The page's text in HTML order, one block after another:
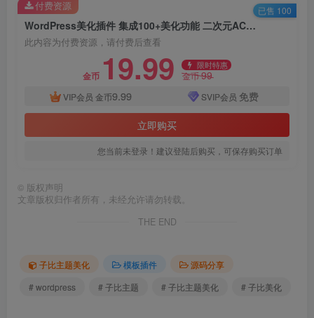
WordPress美化插件 集成100+美化功能 二次元ACG子比主题美化插件
此内容为付费资源，请付费后查看
金币 19.99 限时特惠
金币99
VIP会员 金币9.99 SVIP会员 免费
立即购买
您当前未登录！建议登陆后购买，可保存购买订单
付费资源 已售 100
© 版权声明
文章版权归作者所有，未经允许请勿转载。
THE END
子比主题美化 模板插件
源码分享
# wordpress
# 子比主题 # 子比主题美化 # 子比美化